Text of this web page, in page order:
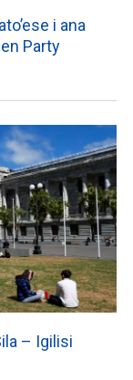
i ana
Party
– Igilisi